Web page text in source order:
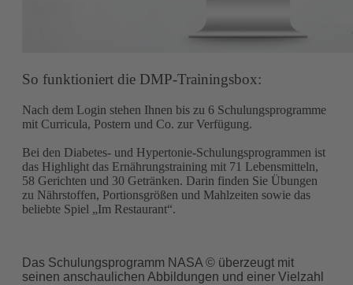
So funktioniert die DMP-Trainingsbox:
Nach dem Login stehen Ihnen bis zu 6 Schulungsprogramme
mit Curricula, Postern und Co. zur Verfügung.
Bei den Diabetes- und Hypertonie-Schulungsprogrammen ist
das Highlight das Ernährungstraining mit 71 Lebensmitteln,
58 Gerichten und 30 Getränken. Darin finden Sie Übungen
zu Nährstoffen, Portionsgrößen und Mahlzeiten sowie das
beliebte Spiel „Im Restaurant“.
Das Schulungsprogramm NASA © überzeugt mit
seinen anschaulichen Abbildungen und einer Vielzahl